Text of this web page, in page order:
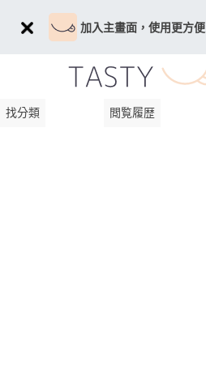
加入主畫面，使用更方便
找分類 閲覧履歴